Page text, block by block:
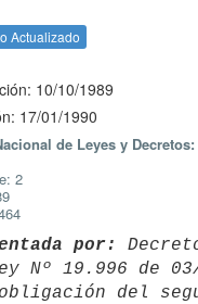
Actualizado
10/10/1989
17/01/1990
de Leyes y Decretos:
2
por:
Nº 19.996 de
del